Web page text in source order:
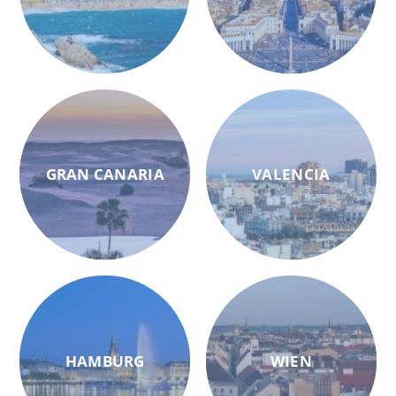
GRAN CANARIA
HAMBURG
VALENCIA
WIEN